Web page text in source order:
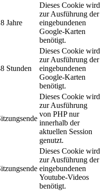
Jahre
Dieses Cookie wird
zur Ausführung der
eingebundenen
Google-Karten
benötigt.
Stunden
Dieses Cookie wird
zur Ausführung der
eingebundenen
Google-Karten
benötigt.
Dieses Cookie wird
zur Ausführung
von PHP nur
innerhalb der
aktuellen Session
genutzt.
Dieses Cookie wird
zur Ausführung der
eingebundenen
Youtube-Videos
benötigt.